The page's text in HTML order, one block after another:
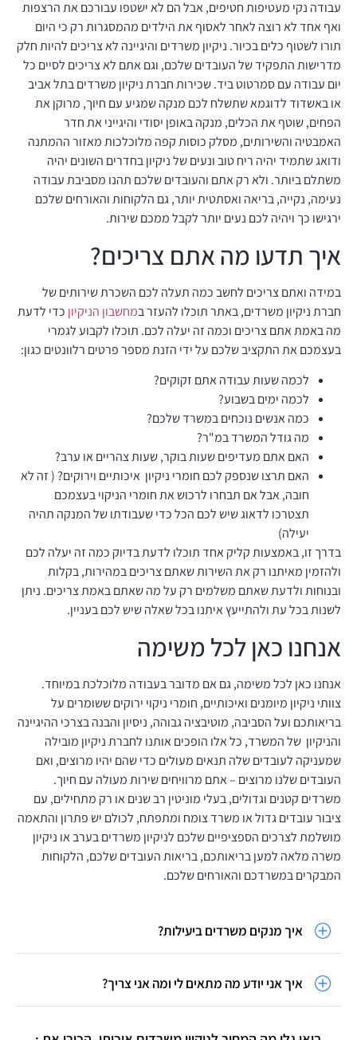
עבודה נקי מעטיפות חטיפים, אבל הם לא ישטפו עבורכם את הרצפות
ואף אחד לא רוצה לאחר לאסוף את הילדים מהמסגרות רק כי היום
תורו לשטוף כלים בכיור. ניקיון משרדים והיגיינה לא צריכים להיות חלק
מדרישות התפקיד של העובדים שלכם, וגם אתם לא צריכים לסיים כל
יום עבודה עם סמרטוט ביד. שכירות חברת ניקיון משרדים בתל אביב
או באשדוד לדוגמא שתשלח לכם מנקה שמגיע עם חיוך, מרוקן את
הפחים, שוטף את הכלים, מנקה באופן יסודי והיגייני את חדר
האמבטיה והשירותים, מסלק כוסות קפה מלוכלכות מאזור ההמתנה
ודואג שתמיד יהיה ריח טוב ונעים של ניקיון בחדרים השונים יהיה
משתלם ביותר. ולא רק אתם והעובדים שלכם תהנו מסביבת עבודה
נעימה, נקייה, בריאה ואסתטית יותר, גם הלקוחות והאורחים שלכם
ירגישו כך ויהיה לכם נעים יותר לקבל ממכם שירות.
איך תדעו מה אתם צריכים?
במידה ואתם צריכים לחשב כמה תעלה לכם השכרת שירותים של
חברת ניקיון משרדים, באתר תוכלו להעזר במחשבון הניקיון כדי לדעת
מה באמת אתם צריכים וכמה זה יעלה לכם. תוכלו לקבוע לגמרי
בעצמכם את התקציב שלכם על ידי הזנת מספר פרטים רלוונטים כגון:
לכמה שעות עבודה אתם זקוקים?
לכמה ימים בשבוע?
כמה אנשים נוכחים במשרד שלכם?
מה גודל המשרד במ"ר?
האם אתם מעדיפים שעות בוקר, שעות צהריים או ערב?
האם תרצו שנספק לכם חומרי ניקיון איכותיים וירוקים? ( זה לא
חובה, אבל אם תבחרו לרכוש את חומרי הניקוי בעצמכם
תצטרכו לדאוג שיש לכם הכל כדי שעבודתו של המנקה תהיה
יעילה)
בדרך זו, באמצעות קליק אחד תוכלו לדעת בדיוק כמה זה יעלה לכם
ולהזמין מאיתנו רק את השירות שאתם צריכים במהירות, בקלות
ובנוחות ולדעת שאתם משלמים רק על מה שאתם באמת צריכים. ניתן
לשנות בכל עת ולהתייעץ איתנו בכל שאלה שיש לכם בעניין.
אנחנו כאן לכל משימה
אנחנו כאן לכל משימה, גם אם מדובר בעבודה מלוכלכת במיוחד.
צוותי ניקיון מיומנים ואיכותיים, חומרי ניקוי ירוקים ששומרים על
בריאותכם ועל הסביבה, מוטיבציה גבוהה, ניסיון והבנה בצרכי ההיגיינה
והניקיון של המשרד, כל אלו הופכים אותנו לחברת ניקיון מובילה
שמעניקה לעובדים שלה תנאים מעולים כדי שהם יהיו מרוצים, ואם
העובדים שלנו מרוצים – אתם מרוויחים שירות מעולה עם חיוך.
משרדים קטנים וגדולים, בעלי מוניטין רב שנים או רק מתחילים, עם
ציבור עובדים גדול או משרד צומח ומתפתח, לכולם יש פתרון והתאמה
מושלמת לצרכים הספציפיים שלכם לניקיון משרדים בערב או ניקיון
משרה מלאה למען בריאותכם, בריאות העובדים שלכם, הלקוחות
המבקרים במשרדכם והאורחים שלכם.
איך מנקים משרדים ביעילות?
איך אני יודע מה מתאים לי ומה אני צריך?